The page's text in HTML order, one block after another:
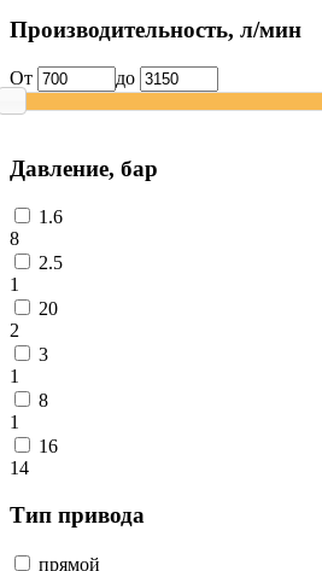
Производительность, л/мин
От до
Давление, бар
1.6
8
2.5
1
20
2
3
1
8
1
16
14
Тип привода
прямой